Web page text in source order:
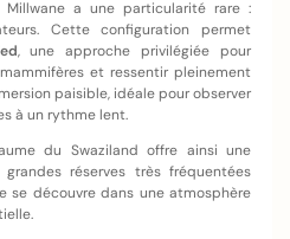
a une particularité rare :
Cette configuration permet
, une approche privilégiée pour
et ressentir pleinement
paisible, idéale pour observer
à un rythme lent.
du Swaziland offre ainsi une
réserves très fréquentées
se découvre dans une atmosphère